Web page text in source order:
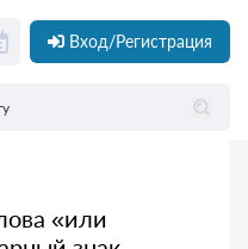
Вход/Регистрация
«или